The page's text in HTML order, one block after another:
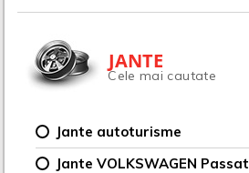
JANTE
Cele mai cautate
Jante autoturisme
Jante VOLKSWAGEN Passat